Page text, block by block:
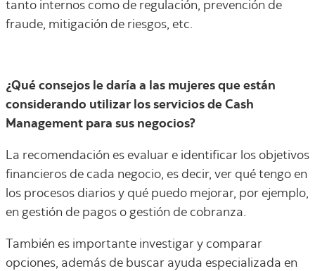
tanto internos como de regulación, prevención de
fraude, mitigación de riesgos, etc.
¿Qué consejos le daría a las mujeres que están
considerando utilizar los servicios de Cash
Management para sus negocios?
La recomendación es evaluar e identificar los objetivos
financieros de cada negocio, es decir, ver qué tengo en
los procesos diarios y qué puedo mejorar, por ejemplo,
en gestión de pagos o gestión de cobranza.
También es importante investigar y comparar
opciones, además de buscar ayuda especializada en